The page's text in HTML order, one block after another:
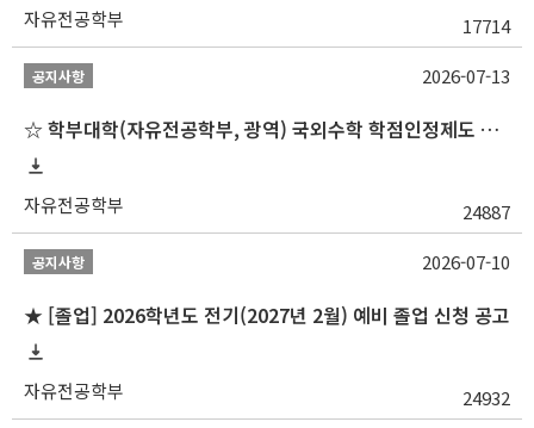
자유전공학부 17714
공지사항
☆ 학부대학(자유전공학부, 광역) 국외수학 학점인정제도 변경 안내(2027-1학기 파견학생부터)
자유전공학부 24887
2026-07-13
공지사항
★ [졸업] 2026학년도 전기(2027년 2월) 예비 졸업 신청 공고
자유전공학부 24932
2026-07-10